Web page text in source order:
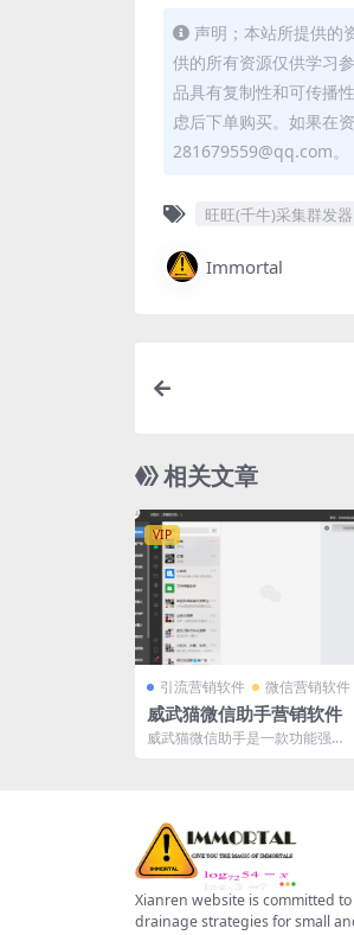
声明；本站所提供的
供的所有资源仅供学习
品具有复制性和可传播
虑后下单购买。如果在
281679559@qq.com。
旺旺(千牛)采集群发器
Immortal
相关文章
VIP
引流营销软件 微信营销软件
威武猫微信助手营销软件
威武猫微信助手是一款功能强大
Xianren website is committed
drainage strategies for small